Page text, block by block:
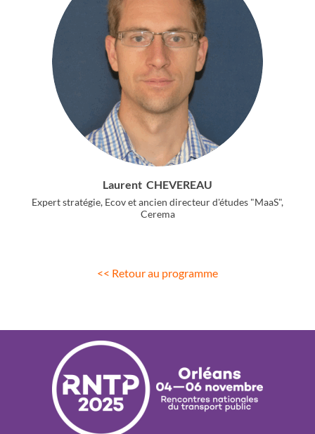
Laurent CHEVEREAU
Expert stratégie, Ecov et ancien directeur d'études "MaaS",
Cerema
<< Retour au programme